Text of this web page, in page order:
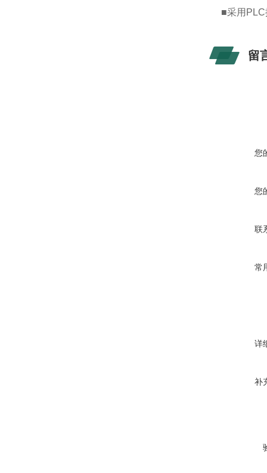
■采用
留
您
您
联
常
详
补